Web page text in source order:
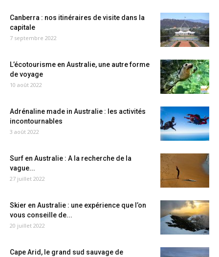
Canberra : nos itinéraires de visite dans la
capitale
7 septembre 2022
L’écotourisme en Australie, une autre forme
de voyage
10 août 2022
Adrénaline made in Australie : les activités
incontournables
3 août 2022
Surf en Australie : A la recherche de la
vague...
27 juillet 2022
Skier en Australie : une expérience que l’on
vous conseille de...
20 juillet 2022
Cape Arid, le grand sud sauvage de